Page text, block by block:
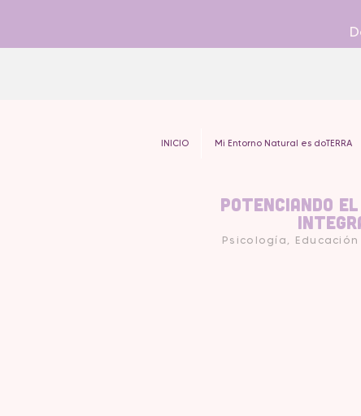
INICIO Mi Entorno Natural es doTERRA
Potenciando
Psicología,